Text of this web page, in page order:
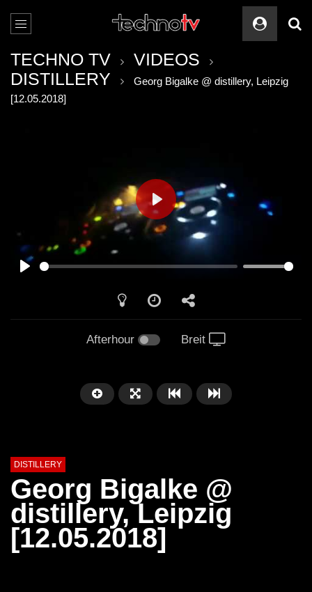
TECHNO TV
VIDEOS
DISTILLERY
Georg Bigalke @ distillery, Leipzig
[12.05.2018]
PLAY
Afterhour Breit
DISTILLERY
Georg Bigalke @
distillery, Leipzig
[12.05.2018]